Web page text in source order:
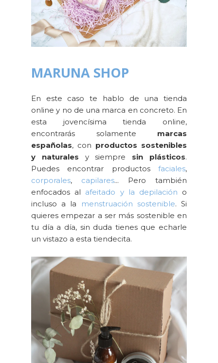
MARUNA SHOP
En este caso te hablo de una tienda
online y no de una marca en concreto. En
esta jovencísima tienda online,
encontrarás solamente marcas
españolas, con productos sostenibles
y naturales y siempre sin plásticos.
Puedes encontrar productos faciales,
corporales, capilares... Pero también
enfocados al afeitado y la depilación o
incluso a la
menstruación sostenible. Si
quieres empezar a ser más sostenible en
tu día a día, sin duda tienes que echarle
un vistazo a esta tiendecita.